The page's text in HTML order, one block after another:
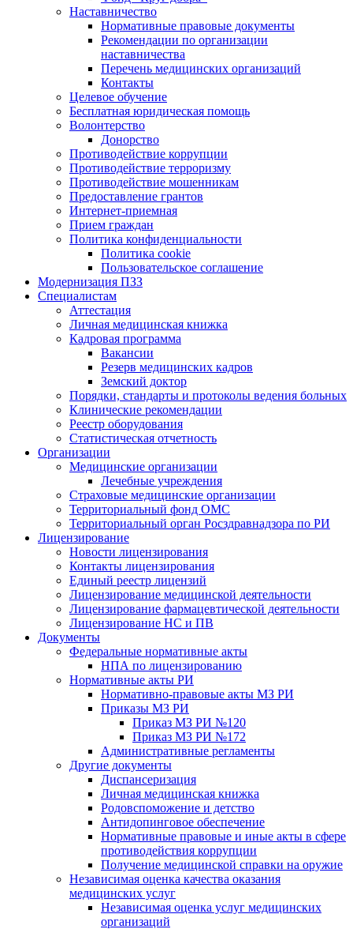
Наставничество
Нормативные правовые документы
Рекомендации по организации
наставничества
Перечень медицинских организаций
Контакты
Целевое обучение
Бесплатная юридическая помощь
Волонтерство
Донорство
Противодействие коррупции
Противодействие терроризму
Противодействие мошенникам
Предоставление грантов
Интернет-приемная
Прием граждан
Политика конфиденциальности
Политика cookie
Пользовательское соглашение
Модернизация ПЗЗ
Специалистам
Аттестация
Личная медицинская книжка
Кадровая программа
Вакансии
Резерв медицинских кадров
Земский доктор
Порядки, стандарты и протоколы ведения больных
Клинические рекомендации
Реестр оборудования
Статистическая отчетность
Организации
Медицинские организации
Лечебные учреждения
Страховые медицинские организации
Территориальный фонд ОМС
Территориальный орган Росздравнадзора по РИ
Лицензирование
Новости лицензирования
Контакты лицензирования
Единый реестр лицензий
Лицензирование медицинской деятельности
Лицензирование фармацевтической деятельности
Лицензирование НС и ПВ
Документы
Федеральные нормативные акты
НПА по лицензированию
Нормативные акты РИ
Нормативно-правовые акты МЗ РИ
Приказы МЗ РИ
Приказ МЗ РИ №120
Приказ МЗ РИ №172
Административные регламенты
Другие документы
Диспансеризация
Личная медицинская книжка
Родовспоможение и детство
Антидопинговое обеспечение
Нормативные правовые и иные акты в сфере
противодействия коррупции
Получение медицинской справки на оружие
Независимая оценка качества оказания
медицинских услуг
Независимая оценка услуг медицинскиx
организаций